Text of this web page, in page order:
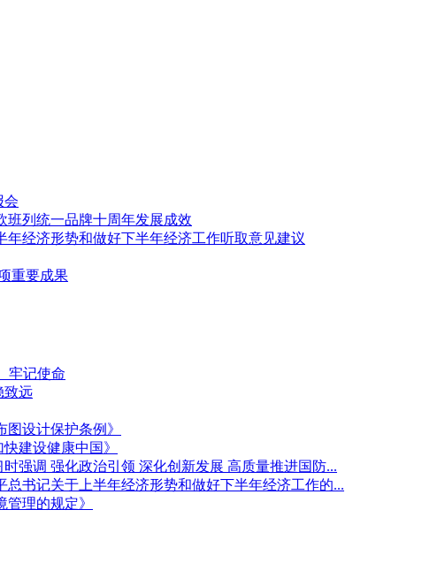
会
班列统一品牌十周年发展成效
经济形势和做好下半年经济工作听取意见建议
重要成果
牢记使命
致远
设计保护条例》
建设健康中国》
强调 强化政治引领 深化创新发展 高质量推进国防...
书记关于上半年经济形势和做好下半年经济工作的...
理的规定》